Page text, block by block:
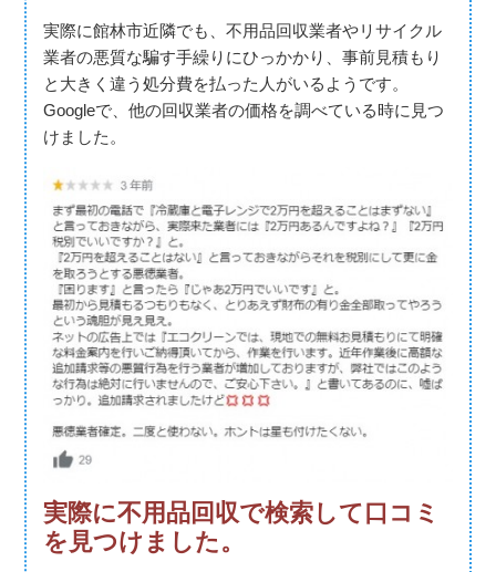
実際に館林市近隣でも、不用品回収業者やリサイクル
業者の悪質な騙す手繰りにひっかかり、事前見積もり
と大きく違う処分費を払った人がいるようです。
Googleで、他の回収業者の価格を調べている時に見つ
けました。
実際に不用品回収で検索して口コミ
を見つけました。